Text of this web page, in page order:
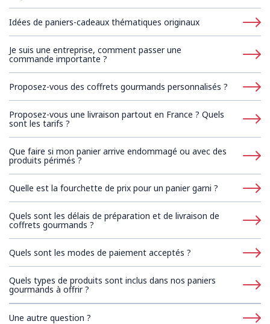
Idées de paniers-cadeaux thématiques originaux
Je suis une entreprise, comment passer une
commande importante ?
Proposez-vous des coffrets gourmands personnalisés ?
Proposez-vous une livraison partout en France ? Quels
sont les tarifs ?
Que faire si mon panier arrive endommagé ou avec des
produits périmés ?
Quelle est la fourchette de prix pour un panier garni ?
Quels sont les délais de préparation et de livraison de
coffrets gourmands ?
Quels sont les modes de paiement acceptés ?
Quels types de produits sont inclus dans nos paniers
gourmands à offrir ?
Une autre question ?